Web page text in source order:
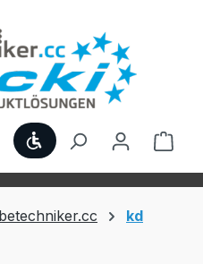
Werkzeugleiste
kd